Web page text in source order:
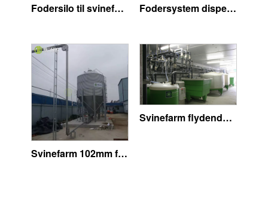
Fodersilo til svinefoder Fodersystem dispenser
Svinefarm 102mm fodertransportsystem
Svinefarm flydende fodringssystem